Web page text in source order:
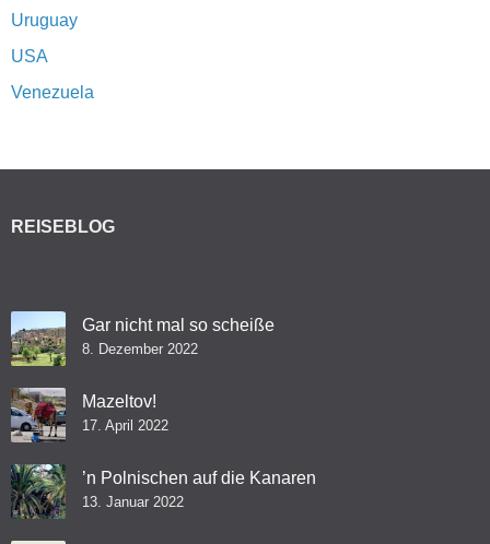
Uruguay
USA
Venezuela
REISEBLOG
Gar nicht mal so scheiße
8. Dezember 2022
Mazeltov!
17. April 2022
’n Polnischen auf die Kanaren
13. Januar 2022